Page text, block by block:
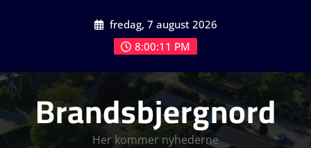
fredag, 7 august 2026
8:00:12 PM
Brandsbjergnord
Her kommer nyhederne